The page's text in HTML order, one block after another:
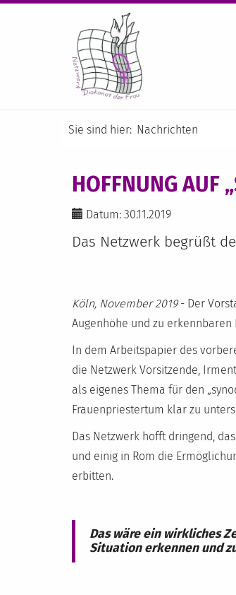
Sie sind hier: Nachrichten
HOFFNUNG AUF
Datum: 30.11.2019
Das Netzwerk begrüßt
Köln, November 2019- Der
Augenhöhe und zu
In dem Arbeitspapier des
die Netzwerk Vorsitzende,
als eigenes Thema für den
Frauenpriestertum klar zu
Das Netzwerk hofft dringend,
und einig in Rom die
erbitten.
Das wäre ein wirkliches
Situation erkennen und